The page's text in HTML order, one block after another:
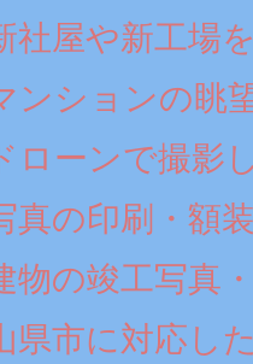
社屋や新工場
ンションの眺
ローンで撮影
真の印刷・額
物の竣工写真
県市に対応し